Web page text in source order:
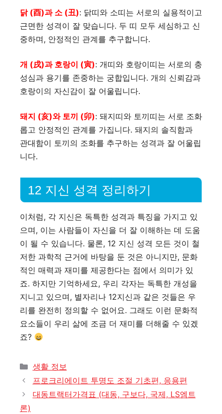
닭 (酉)과 소 (丑): 닭띠와 소띠는 서로의 실용적이고
근면한 성격이 잘 맞습니다. 두 띠 모두 세심하고 신
중하며, 안정적인 관계를 추구합니다.
개 (戌)과 호랑이 (寅): 개띠와 호랑이띠는 서로의 충
성심과 용기를 존중하는 궁합입니다. 개의 신뢰감과
호랑이의 자신감이 잘 어울립니다.
돼지 (亥)와 토끼 (卯): 돼지띠와 토끼띠는 서로 조화
롭고 안정적인 관계를 가집니다. 돼지의 솔직함과
관대함이 토끼의 조화를 추구하는 성격과 잘 어울립
니다.
12 지신 성격 정리하기
이처럼, 각 지신은 독특한 성격과 특징을 가지고 있
으며, 이는 사람들이 자신을 더 잘 이해하는 데 도움
이 될 수 있습니다. 물론, 12 지신 성격 모든 것이 철
저한 과학적 근거에 바탕을 둔 것은 아니지만, 문화
적인 매력과 재미를 제공한다는 점에서 의미가 있
죠. 하지만 기억하세요, 우리 각자는 독특한 개성을
지니고 있으며, 별자리나 12지신과 같은 것들은 우
리를 완전히 정의할 수 없어요. 그래도 이런 문화적
요소들이 우리 삶에 조금 더 재미를 더해줄 수 있겠
죠?
카
테
고
리
생활 정보
프로크리에이트 투명도 조절 기초편, 응용편
대동트랙터가격표 (대동, 구보다, 국제, LS엠트
론)